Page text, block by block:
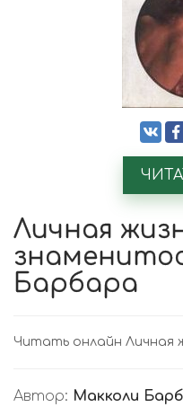
Личная
Барбара
Читать онлайн Личная
Автор: Макколи